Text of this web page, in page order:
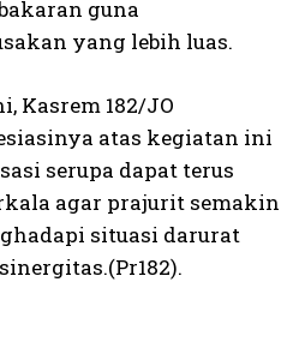
guna
yang lebih luas.
Kasrem 182/JO
atas kegiatan ini
serupa dapat terus
agar prajurit semakin
situasi darurat